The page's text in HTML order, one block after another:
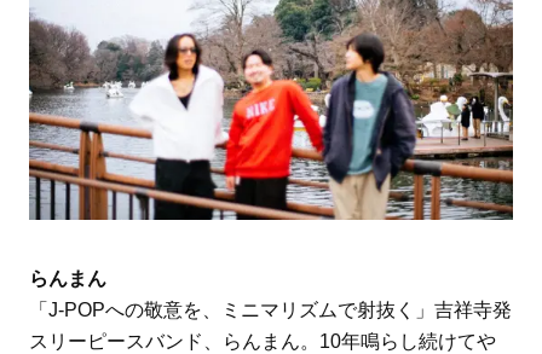
らんまん
「J-POPへの敬意を、ミニマリズムで射抜く」吉祥寺発
スリーピースバンド、らんまん。10年鳴らし続けてや